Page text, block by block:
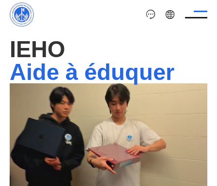
IEHO
Aide à éduquer